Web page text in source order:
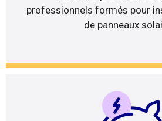
professionnels formés pour
de panneaux